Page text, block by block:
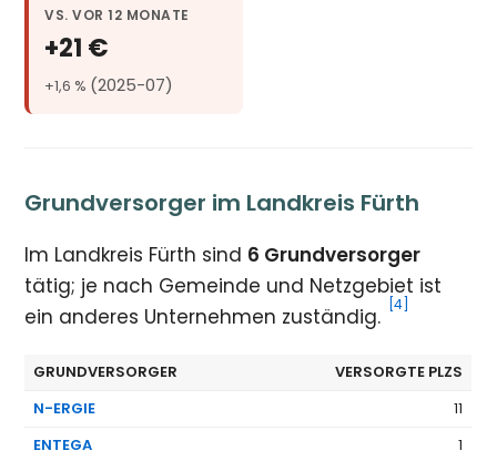
VS. VOR 12 MONATE
+21 €
+1,6 % (2025-07)
Grundversorger im Landkreis Fürth
Im Landkreis Fürth sind 6 Grundversorger
tätig; je nach Gemeinde und Netzgebiet ist
ein anderes Unternehmen zuständig.
[4]
GRUNDVERSORGER
VERSORGTE PLZS
N-ERGIE
11
ENTEGA
1